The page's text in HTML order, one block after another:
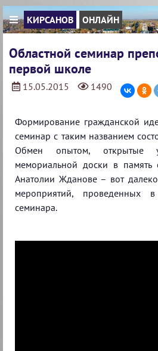
КИРСАНОВ ОНЛАЙН
Областной семинар
первой школе
15.05.2015 1490
Формирование гражданской
семинар с таким названием
Обмен опытом, открытые
мемориальной доски в
Анатолии Жданове – вот
мероприятий, проведенных
семинара.